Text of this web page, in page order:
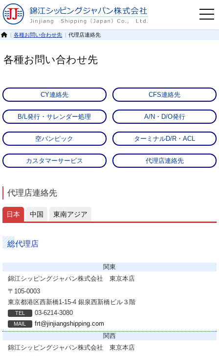
各種お問い合わせ先 代理店連絡先
各種お問い合わせ先
CY連絡先 CFS連絡先
B/L発行・サレンダー処理 A/N・D/O発行
空バンピック ターミナルD/R・ACL
カスタマーサービス 代理店連絡先
代理店連絡先
日本 中国 東南アジア
総代理店
関東
錦江シッピングジャパン株式会社 東京本店
〒105-0003
東京都港区西新橋1-15-4 銀泉西新橋ビル３階
03-6214-3080
frt@jinjiangshipping.com
関西
錦江シッピングジャパン株式会社 東京本店